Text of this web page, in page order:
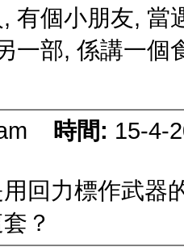
有個小朋友, 當
一部, 係講一個
時間: 15-4-
回力標作武器
？